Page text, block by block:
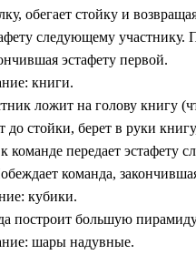
обегает стойку и
следующему участнику.
эстафету первой.
книги.
ложит на голову книгу
до стойки, берет в руки
команде передает эстафету
команда,
кубики.
построит большую
шары надувные.